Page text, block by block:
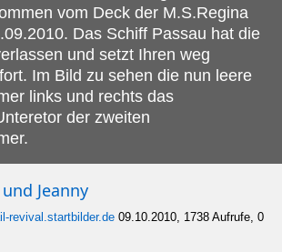
vom Deck der M.S.Regina
Das Schiff Passau hat die
und setzt Ihren weg
Im Bild zu sehen die nun leere
links und rechts das
der zweiten
Jeanny
revival.startbilder.de 09.10.2010, 1738 Aufrufe, 0